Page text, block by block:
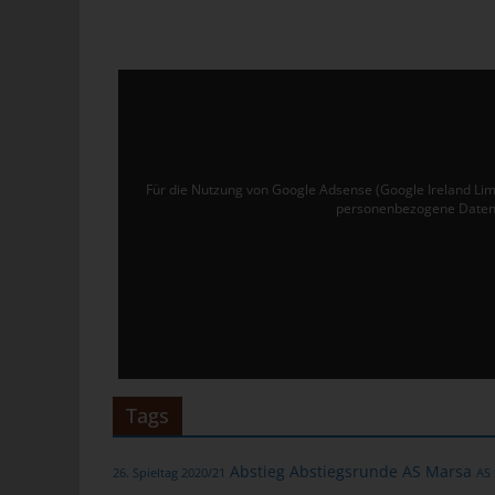
Für die Nutzung von Google Adsense (Google Ireland
personenbezogene
Tags
26. Spieltag 2020/21 Abstieg Abstiegsrunde AS Marsa